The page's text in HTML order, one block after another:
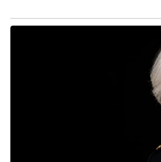
‘ഇന്ത്യൻ വ്യോമസേനയാണ്
സഹപ്രവർത്തകനു വേണ്ടി
ബലിനൽകിയ കാർഗിൽ
റിപ്പോർട്ടുകൾ പ്രകാരം
വേർപിരിഞ്ഞാണ്
4.75 കോടി രൂപയാണ്
നൽകുന്നത്. 2.37 കോടി രൂപ